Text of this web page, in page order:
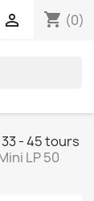
shopping_cart (0)

- 45 tours
LP 50